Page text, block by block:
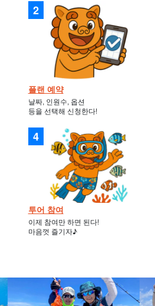
플랜 예약
날짜, 인원수, 옵션
등을 선택해 신청한다!
투어 참여
이제 참여만 하면 된다!
마음껏 즐기자♪